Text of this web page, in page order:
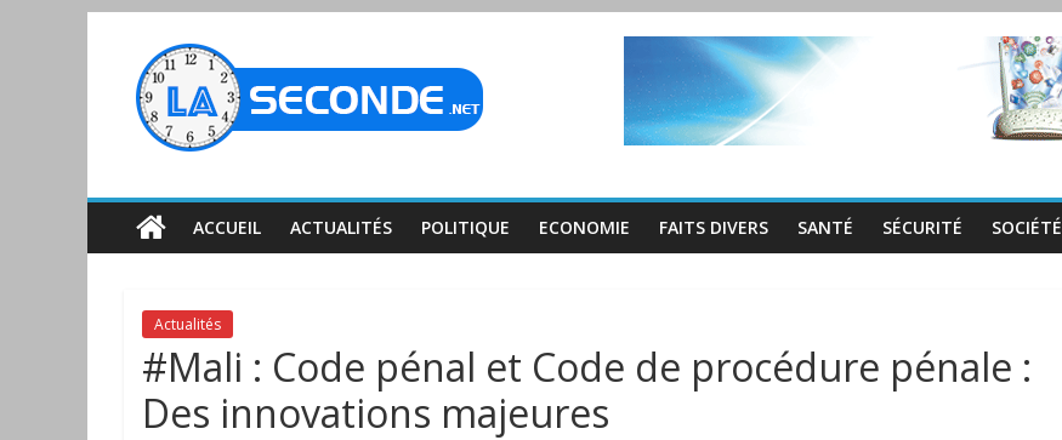
ACCUEIL ACTUALITÉS POLITIQUE ECONOMIE FAITS DIVERS SANTÉ SÉCURITÉ SOCIÉTÉ
Actualités
#Mali : Code pénal et Code de procédure pénale :
Des innovations majeures